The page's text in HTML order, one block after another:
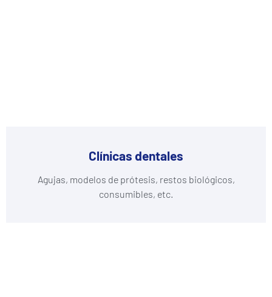
Clínicas dentales
Agujas, modelos de prótesis, restos biológicos,
consumibles, etc.